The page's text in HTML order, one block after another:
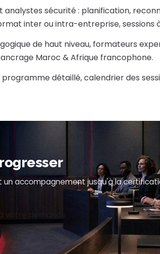
sécurité : planification,
inter ou intra-entreprise, sessions
de haut niveau, formateurs
Maroc & Afrique francophone.
programme détaillé, calendrier des
accompagnement jusqu'à la
votre demande